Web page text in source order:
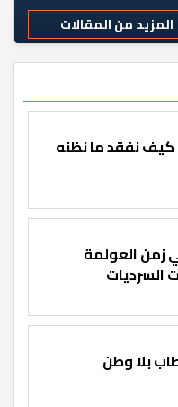
المزيد من المقالات
نفقد ما نظنه
زمن العولمة
السرديات
بلا وطن